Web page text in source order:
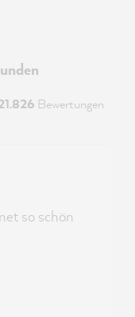
Bewertungen
so schön